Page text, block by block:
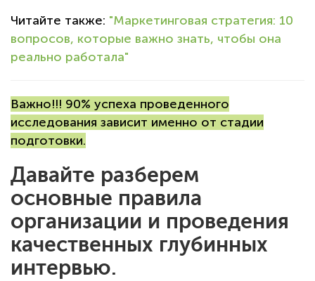
Читайте также: "Маркетинговая стратегия: 10
вопросов, которые важно знать, чтобы она
реально работала"
Важно!!! 90% успеха проведенного
исследования зависит именно от стадии
подготовки.
Давайте разберем
основные правила
организации и проведения
качественных глубинных
интервью.